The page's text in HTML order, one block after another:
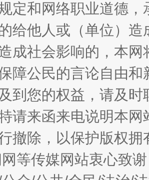
库”的免责幌子
定和网络职业道德
给他人或（单位）
成社会影响的，本
障公民的言论自由
到您的权益，请及
请来函来电说明本
撤除，以保护版权
等传媒网站衷心致